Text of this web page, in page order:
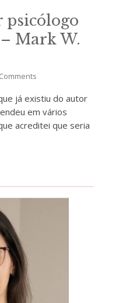
psicólogo
Mark W.
já existiu do autor
em vários
acreditei que seria